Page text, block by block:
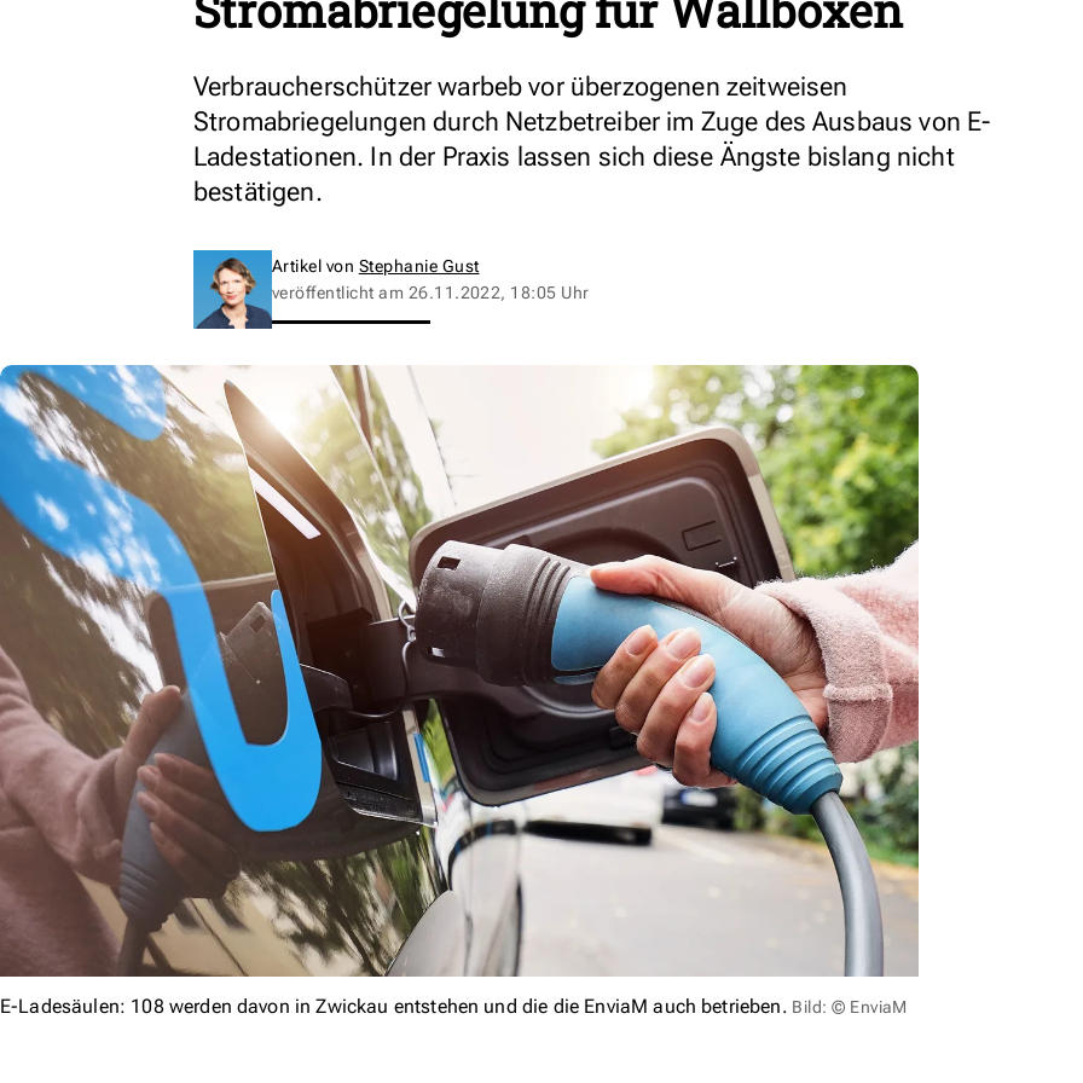
Verbraucherschützer warbeb vor überzogenen zeitweisen
Stromabriegelungen durch Netzbetreiber im Zuge des Ausbaus von E-
Ladestationen. In der Praxis lassen sich diese Ängste bislang nicht
bestätigen.
Artikel von Stephanie Gust
veröffentlicht am 26.11.2022, 18:05 Uhr
E-Ladesäulen: 108 werden davon in Zwickau entstehen und die die EnviaM auch betrieben. Bild: © EnviaM